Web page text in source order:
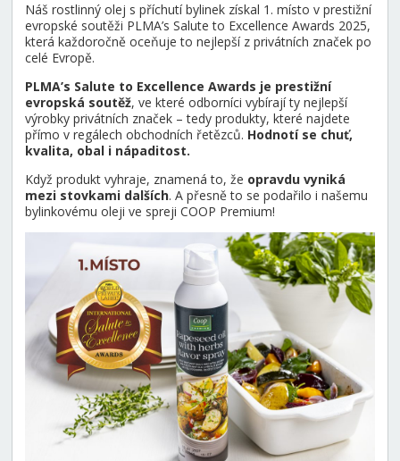
Náš rostlinný olej s příchutí bylinek získal 1. místo v prestižní
evropské soutěži PLMA’s Salute to Excellence Awards 2025,
která každoročně oceňuje to nejlepší z privátních značek po
celé Evropě.
PLMA’s Salute to Excellence Awards je prestižní
evropská soutěž, ve které odborníci vybírají ty nejlepší
výrobky privátních značek – tedy produkty, které najdete
přímo v regálech obchodních řetězců. Hodnotí se chuť,
kvalita, obal i nápaditost.
Když produkt vyhraje, znamená to, že opravdu vyniká
mezi stovkami dalších. A přesně to se podařilo i našemu
bylinkovému oleji ve spreji COOP Premium!